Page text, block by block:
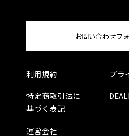
利用規約 プラ
特定商取引法に
基づく表記
運営会社
お問い合わせフ